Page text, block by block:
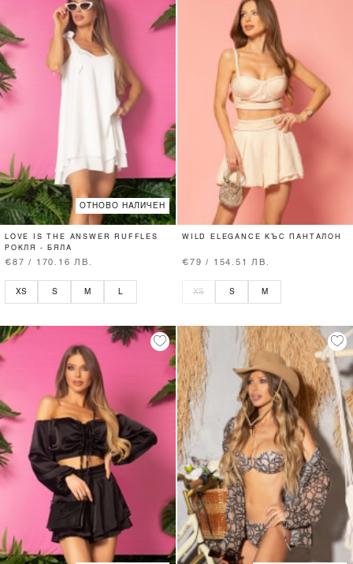
ОТНОВО НАЛИЧЕН
LOVE IS THE ANSWER RUFFLES
РОКЛЯ - БЯЛА
€87 / 170.16 ЛВ.
XS S M
WILD ELEGANCE КЪС ПАНТАЛОН
€79 / 154.51 ЛВ.
XS S M